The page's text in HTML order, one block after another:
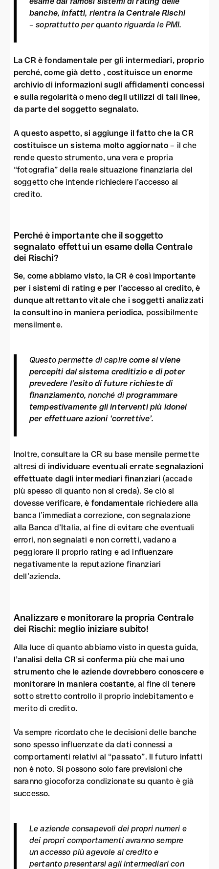
banche, infatti, rientra la Centrale Rischi
– soprattutto per quanto riguarda le PMI.
La CR è fondamentale per gli intermediari, proprio
perché, come già detto , costituisce un enorme
archivio di informazioni sugli affidamenti concessi
e sulla regolarità o meno degli utilizzi di tali linee,
da parte del soggetto segnalato.
A questo aspetto, si aggiunge il fatto che la CR
costituisce un sistema molto aggiornato – il che
rende questo strumento, una vera e propria
“fotografia” della reale situazione finanziaria del
soggetto che intende richiedere l’accesso al
credito.
Perché è importante che il soggetto
segnalato effettui un esame della Centrale
dei Rischi?
Se, come abbiamo visto, la CR è così importante
per i sistemi di rating e per l’accesso al credito, è
dunque altrettanto vitale che i soggetti analizzati
la consultino in maniera periodica, possibilmente
mensilmente.
Questo permette di capirecome si viene
percepiti dal sistema creditizio e di poter
prevedere l’esito di future richieste di
finanziamento, nonché diprogrammare
tempestivamente gli interventi più idonei
per effettuare azioni ‘correttive’.
Inoltre, consultare la CR su base mensile permette
altresì di individuare eventuali errate segnalazioni
effettuate dagli intermediari finanziari (accade
più spesso di quanto non si creda). Se ciò si
dovesse verificare,è fondamentale richiedere alla
banca l’immediata correzione, con segnalazione
alla Banca d’Italia, al fine di evitare che eventuali
errori, non segnalati e non corretti, vadano a
peggiorare il proprio rating e ad influenzare
negativamente la reputazione finanziari
dell’azienda.
Analizzare e monitorare la propria Centrale
dei Rischi: meglio iniziare subito!
Alla luce di quanto abbiamo visto in questa guida,
l’analisi della CR si conferma più che mai uno
strumento che le aziende dovrebbero conoscere e
monitorare in maniera costante, al fine di tenere
sotto stretto controllo il proprio indebitamento e
merito di credito.
Va sempre ricordato che le decisioni delle banche
sono spesso influenzate da dati connessi a
comportamenti relativi al “passato”. Il futuro infatti
non è noto. Si possono solo fare previsioni che
saranno giocoforza condizionate su quanto è già
successo.
Le aziende consapevoli dei propri numeri e
dei propri comportamenti avranno sempre
un accesso più agevole al credito e
pertanto presentarsi agli intermediari con